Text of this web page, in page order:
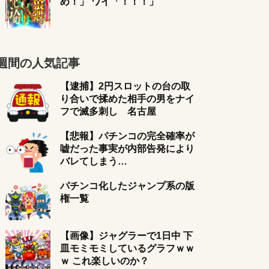
間の人気記事
【逮捕】2円スロットの台の取
り合いで揉めた相手の男をナイ
フで滅多刺し 名古屋
【悲報】パチンコの完全確率が
嘘だった事実が内部告発により
バレてしまう…
パチンコ化したジャンプ系の版
権一覧
【画像】ジャグラーで1日中 下
皿モミモミしているグラフｗｗ
ｗ これ楽しいのか？